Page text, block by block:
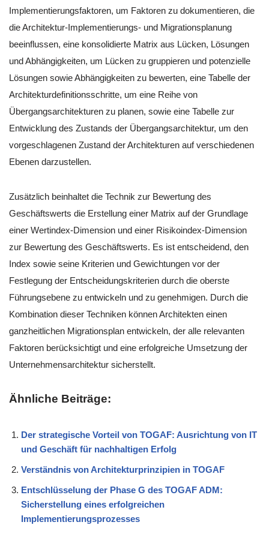
Implementierungsfaktoren, um Faktoren zu dokumentieren, die
die Architektur-Implementierungs- und Migrationsplanung
beeinflussen, eine konsolidierte Matrix aus Lücken, Lösungen
und Abhängigkeiten, um Lücken zu gruppieren und potenzielle
Lösungen sowie Abhängigkeiten zu bewerten, eine Tabelle der
Architekturdefinitionsschritte, um eine Reihe von
Übergangsarchitekturen zu planen, sowie eine Tabelle zur
Entwicklung des Zustands der Übergangsarchitektur, um den
vorgeschlagenen Zustand der Architekturen auf verschiedenen
Ebenen darzustellen.
Zusätzlich beinhaltet die Technik zur Bewertung des
Geschäftswerts die Erstellung einer Matrix auf der Grundlage
einer Wertindex-Dimension und einer Risikoindex-Dimension
zur Bewertung des Geschäftswerts. Es ist entscheidend, den
Index sowie seine Kriterien und Gewichtungen vor der
Festlegung der Entscheidungskriterien durch die oberste
Führungsebene zu entwickeln und zu genehmigen. Durch die
Kombination dieser Techniken können Architekten einen
ganzheitlichen Migrationsplan entwickeln, der alle relevanten
Faktoren berücksichtigt und eine erfolgreiche Umsetzung der
Unternehmensarchitektur sicherstellt.
Ähnliche Beiträge:
Der strategische Vorteil von TOGAF: Ausrichtung von IT
und Geschäft für nachhaltigen Erfolg
Verständnis von Architekturprinzipien in TOGAF
Entschlüsselung der Phase G des TOGAF ADM:
Sicherstellung eines erfolgreichen
Implementierungsprozesses